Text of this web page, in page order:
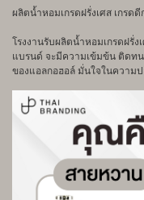
ผลิตน้ำหอมเกรดฝรั่งเศส เกรด
โรงงานรับผลิตน้ำหอมเกรดฝรั่ง
แบรนด์ จะมีความเข้มข้น ติดท
ของแอลกอฮอล์ มั่นใจในควา